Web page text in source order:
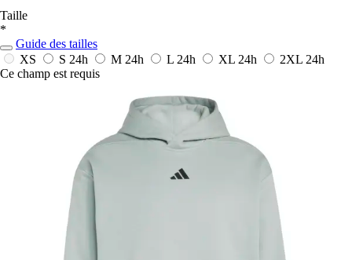
Taille
*
Guide des tailles
XS
S 24h M 24h L 24h XL 24h 2XL 24h
Ce champ est requis